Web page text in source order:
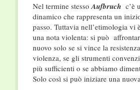
Nel termine stesso Aufbruchc’è
dinamico che rappresenta un
passo. Tuttavia nell’etimologia vi
una nota violenta: si può
nuovo solo se si vince la
violenza, se gli strumenti
più sufficienti o se abbiamo
Solo così si può iniziare una